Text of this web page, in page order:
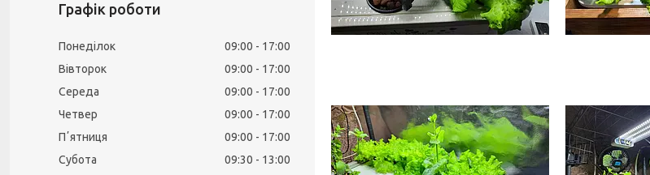
Графік роботи
Понеділок 09:00
17:00
Вівторок
09:00
17:00
Середа
09:00
17:00
Четвер
09:00
17:00
Пʼятниця
09:00
17:00
Субота
09:30
13:00